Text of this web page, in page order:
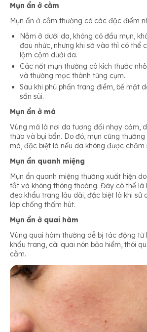
Mụn ẩn ở cằm
Mụn ẩn ở cằm thường có các đặc điểm
Nằm ở dưới da, không có đầu mụn,
đau nhức, nhưng khi sờ vào thì có thể
lộm cộm dưới da.
Các nốt mụn thường có kích thước
và thường mọc thành từng cụm.
Sau khi phủ phấn trang điểm, bề mặt
sần sùi.
Mụn ẩn ở má
Vùng má là nơi da tương đối nhạy cảm,
thừa và bụi bẩn. Do đó, mụn cũng
má, đặc biệt là nếu da không được chăm
Mụn ẩn quanh miệng
Mụn ẩn quanh miệng thường xuất hiện
tắt và không thông thoáng. Đây có thể là
đeo khẩu trang lâu dài, đặc biệt là khi sử
lớp chống thấm hút.
Mụn ẩn ở quai hàm
Vùng quai hàm thường dễ bị tác động từ
khẩu trang, cài quai nón bảo hiểm, thói
cằm.